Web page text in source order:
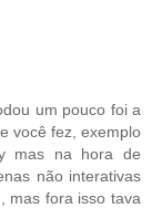
um pouco foi a
você fez, exemplo
mas na hora de
não interativas
mas fora isso tava